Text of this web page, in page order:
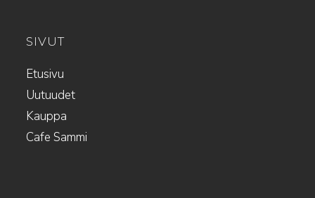
SIVUT
Etusivu
Uutuudet
Kauppa
Cafe Sammi